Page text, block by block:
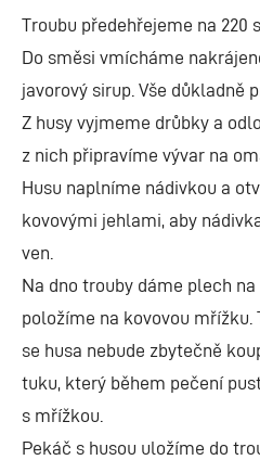
Troubu předehřejeme na 220
Do směsi vmícháme
javorový sirup. Vše důkladně
Z husy vyjmeme drůbky a
z nich připravíme vývar na
Husu naplníme nádivkou a
kovovými jehlami, aby
ven.
Na dno trouby dáme plech
položíme na kovovou
se husa nebude zbytečně
tuku, který během pečení
s mřížkou.
Pekáč s husou uložíme do